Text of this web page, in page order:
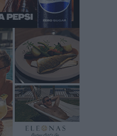
– Πάνω από 1 εκατ.
των
περιόδου
Κάρπαθο για άγρα